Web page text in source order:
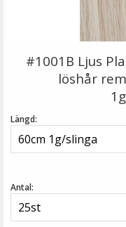
#16 Ljusbrun -
#1001B Ljus
löshår
Längd:
Antal: